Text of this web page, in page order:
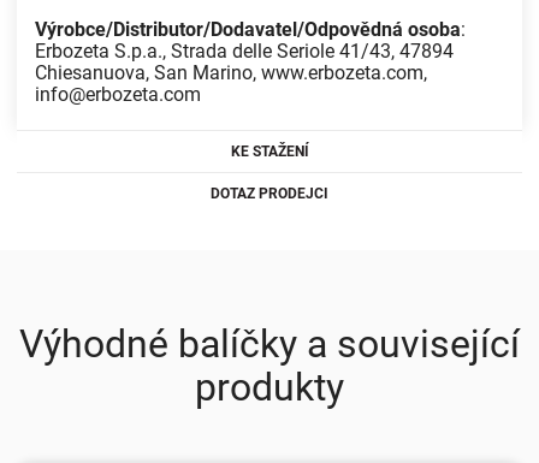
Výrobce/Distributor/Dodavatel/Odpovědná osoba:
Erbozeta S.p.a., Strada delle Seriole 41/43, 47894
Chiesanuova, San Marino, www.erbozeta.com,
info@erbozeta.com
KE STAŽENÍ
DOTAZ PRODEJCI
Výhodné balíčky a související
produkty